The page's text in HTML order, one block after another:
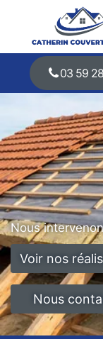
03 59
Nous
Voir nos
Nous